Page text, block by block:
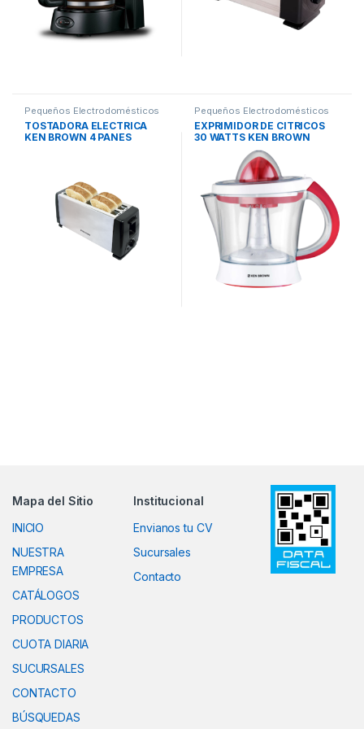
Pequeños Electrodomésticos
TOSTADORA ELECTRICA
KEN BROWN 4 PANES
Pequeños Electrodomésticos
EXPRIMIDOR DE CITRICOS
30 WATTS KEN BROWN
Mapa del Sitio
INICIO
NUESTRA
EMPRESA
CATÁLOGOS
PRODUCTOS
CUOTA DIARIA
SUCURSALES
CONTACTO
BÚSQUEDAS
Institucional
Envianos tu CV
Sucursales
Contacto